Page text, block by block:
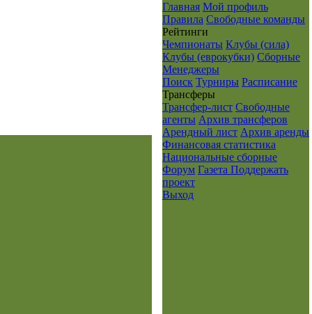
Главная Мой профиль
Правила Свободные команды
Рейтинги
Чемпионаты Клубы (сила)
Клубы (еврокубки) Сборные
Менеджеры
Поиск Турниры Расписание
Транcферы
Трансфер-лист Свободные
агенты Архив трансферов
Арендный лист Архив аренды
Финансовая статистика
Национальные сборные
Форум Газета Поддержать
проект
Выход